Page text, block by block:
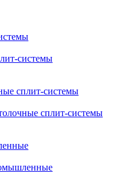
системы
сплит-системы
сплит-системы